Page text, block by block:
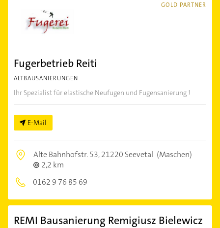
GOLD PARTNER
Fugerbetrieb Reiti
ALTBAUSANIERUNGEN
Ihr Spezialist für elastische Neufugen und Fugensanierung !
E-Mail
Alte Bahnhofstr. 53,21220 Seevetal (Maschen)
2,2 km
0162 9 76 85 69
REMI Bausanierung Remigiusz Bielewicz